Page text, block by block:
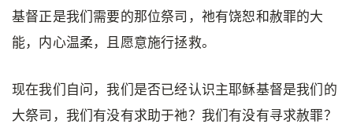
基督正是我们需要的那位祭司，祂有饶恕和赦罪的大
能，内心温柔，且愿意施行拯救。
现在我们自问，我们是否已经认识主耶稣基督是我们的
大祭司，我们有没有求助于祂？我们有没有寻求赦罪？